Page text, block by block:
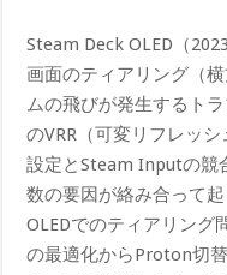
Steam Deck OLED（
画面のティアリング（
ムの飛びが発生するト
のVRR（可変リフレッ
設定とSteam Inputの競
数の要因が絡み合って
OLEDでのティアリング
の最適化からProton切